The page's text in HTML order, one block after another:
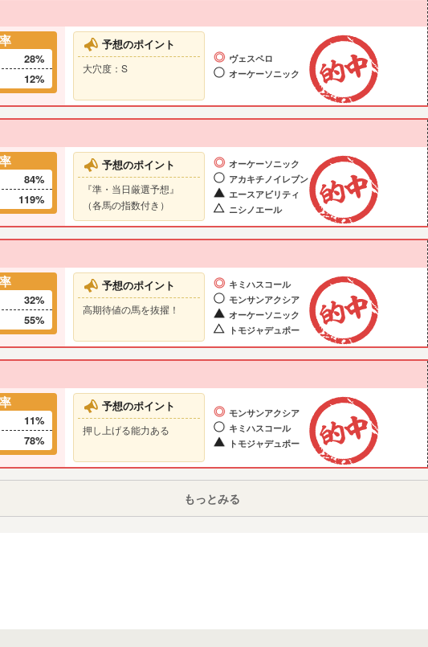
28%
12%
予想のポイント
大穴度：S
ヴェスペロ
オーケーソニック
84%
119%
予想のポイント
『準・当日厳選予想』
（各馬の指数付き）
オーケーソニック
アカキチノイレブン
エースアビリティ
ニシノエール
32%
55%
予想のポイント
高期待値の馬を抜擢！
キミハスコール
モンサンアクシア
オーケーソニック
トモジャデュポー
11%
78%
予想のポイント
押し上げる能力ある
モンサンアクシア
キミハスコール
トモジャデュポー
もっとみる